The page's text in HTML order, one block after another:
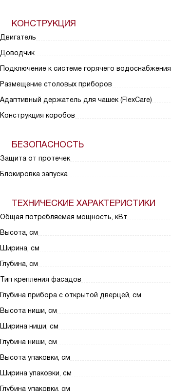
КОНСТРУКЦИЯ
Двигатель
Доводчик
Подключение к системе горячего водоснабжения
Размещение столовых приборов
Адаптивный держатель для чашек (FlexCare)
Конструкция коробов
БЕЗОПАСНОСТЬ
Защита от протечек
Блокировка запуска
ТЕХНИЧЕСКИЕ ХАРАКТЕРИСТИКИ
Общая потребляемая мощность, кВт
Высота, см
Ширина, см
Глубина, см
Тип крепления фасадов
Глубина прибора с открытой дверцей, см
Высота ниши, см
Ширина ниши, см
Глубина ниши, см
Высота упаковки, см
Ширина упаковки, см
Глубина упаковки, см